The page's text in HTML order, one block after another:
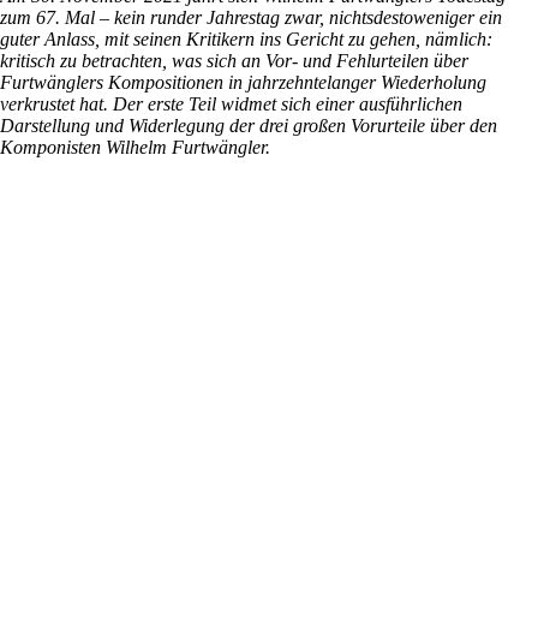
zum 67. Mal – kein runder Jahrestag zwar, nichtsdestoweniger ein
guter Anlass, mit seinen Kritikern ins Gericht zu gehen, nämlich:
kritisch zu betrachten, was sich an Vor- und Fehlurteilen über
Furtwänglers Kompositionen in jahrzehntelanger Wiederholung
verkrustet hat. Der erste Teil widmet sich einer ausführlichen
Darstellung und Widerlegung der drei großen Vorurteile über den
Komponisten Wilhelm Furtwängler.